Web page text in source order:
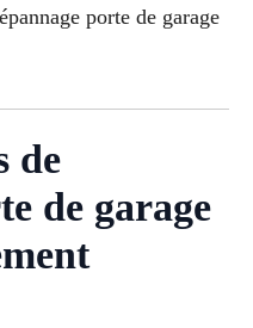
porte de garage
de
de garage